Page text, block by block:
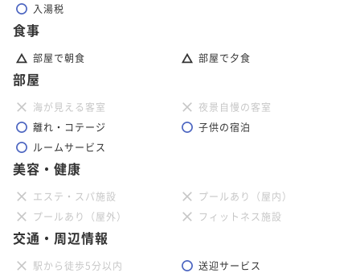
入湯税
食事
部屋で朝食 部屋で夕食
部屋
海が見える客室
夜景自慢の客室
離れ・コテージ
子供の宿泊
ルームサービス
美容・健康
エステ・スパ施設
プールあり（屋内）
プールあり（屋外）
フィットネス施設
交通・周辺情報
駅から徒歩5分以内
送迎サービス